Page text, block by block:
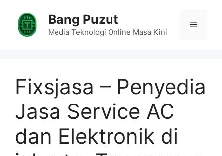
content
Bang Puzut
Media Teknologi Online Masa Kini
Menu
Fixsjasa – Penyedia
Jasa Service AC
dan Elektronik di